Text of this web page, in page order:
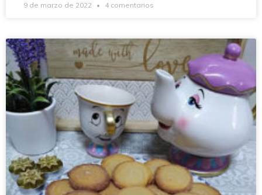
9 de marzo de 2022 4 comentarios